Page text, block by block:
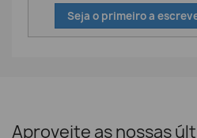
Seja o primeiro a
Aproveite as nossas